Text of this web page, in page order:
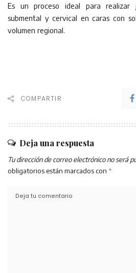
Es un proceso ideal para realizar
submental y cervical en caras con
volumen regional.
COMPARTIR
Deja una respuesta
Tu dirección de correo electrónico no será
obligatorios están marcados con *